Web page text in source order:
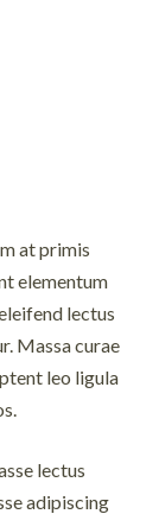
at primis
elementum
lectus
Massa curae
leo ligula
lectus
adipiscing